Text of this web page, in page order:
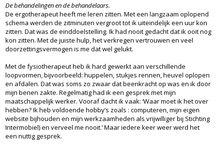
De behandelingen en de behandelaars.
De ergotherapeut heeft me leren zitten. Met een langzaam oplopend
schema werden de zitminuten vergroot tot ik uiteindelijk een uur kon
zitten. Dat was de einddoelstelling. Ik had nooit gedacht dat ik ooit nog
kon zitten. Met de juiste hulp, het verkregen vertrouwen en veel
doorzettingsvermogen is me dat wel gelukt.
Met de fysiotherapeut heb ik hard gewerkt aan verschillende
loopvormen, bijvoorbeeld: huppelen, stukjes rennen, heuvel oplopen
en afdalen. Dat was soms zo zwaar dat beenkracht op was en ik door
mijn benen zakte. Regelmatig had ik een gesprek met mijn
maatschappelijk werker. Vooraf dacht ik vaak: ‘Waar moet ik het over
hebben? Ik heb voldoende hobby’s zoals : computeren, mijn eigen
website bijhouden en mijn werkzaamheden als vrijwilliger bij Stichting
Intermobiel) en verveel me nooit.’ Maar iedere keer weer werd het
een nuttig gesprek.